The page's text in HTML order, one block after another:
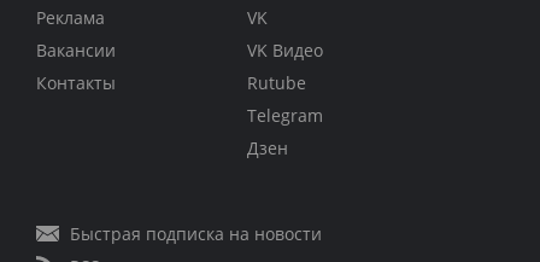
Реклама
Вакансии
Контакты
VK
VK Видео
Rutube
Telegram
Дзен
Быстрая подписка на новости